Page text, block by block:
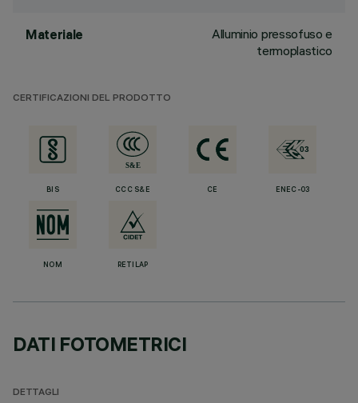
Materiale
Alluminio pressofuso e
termoplastico
CERTIFICAZIONI DEL PRODOTTO
BIS CCC S&E CE ENEC-03
NOM RETILAP
DATI FOTOMETRICI
DETTAGLI